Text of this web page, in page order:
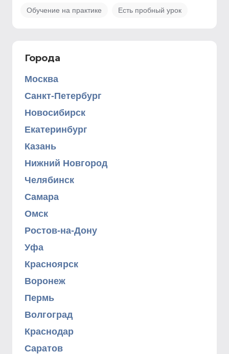
Обучение на практике Есть пробный урок
Города
Москва
Санкт-Петербург
Новосибирск
Екатеринбург
Казань
Нижний Новгород
Челябинск
Самара
Омск
Ростов-на-Дону
Уфа
Красноярск
Воронеж
Пермь
Волгоград
Краснодар
Саратов